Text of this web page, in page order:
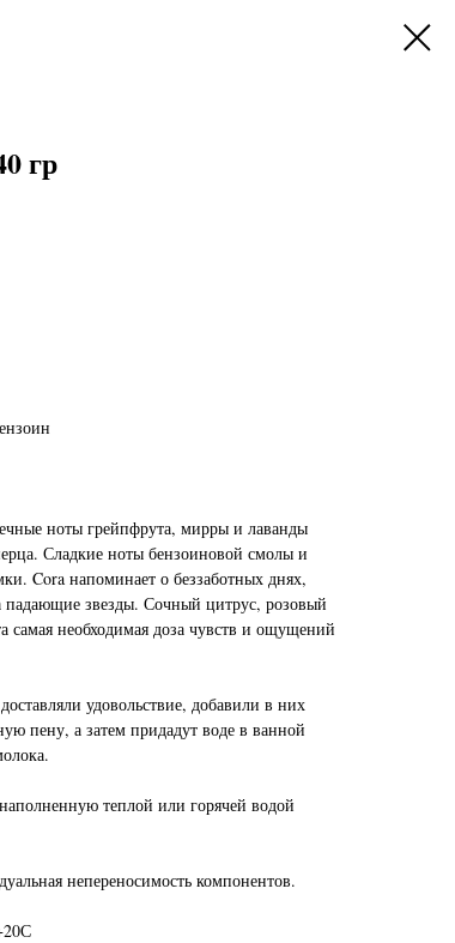
гр
ноты грейпфрута, мирры и лаванды
Сладкие ноты бензоиновой смолы и
Cora напоминает о беззаботных днях,
звезды. Сочный цитрус, розовый
самая необходимая доза чувств и ощущений
удовольствие, добавили в них
пену, а затем придадут воде в ванной
теплой или горячей водой
непереносимость компонентов.